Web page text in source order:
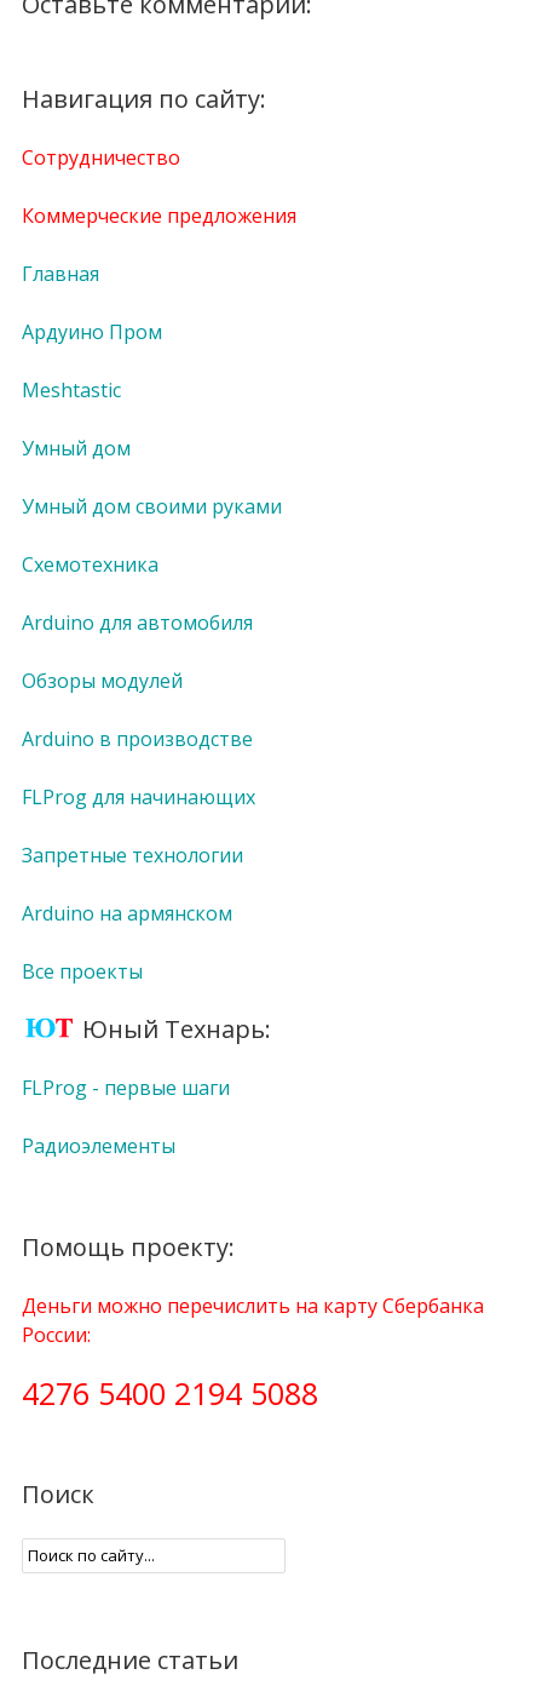
Навигация по сайту:
Сотрудничество
Коммерческие предложения
Главная
Ардуино Пром
Meshtastic
Умный дом
Умный дом своими руками
Схемотехника
Arduino для автомобиля
Обзоры модулей
Arduino в производстве
FLProg для начинающих
Запретные технологии
Arduino на армянском
Все проекты
Юный Технарь:
FLProg - первые шаги
Радиоэлементы
Помощь проекту:
Деньги можно перечислить на карту Сбербанка
России:
4276 5400 2194 5088
Поиск
Последние статьи